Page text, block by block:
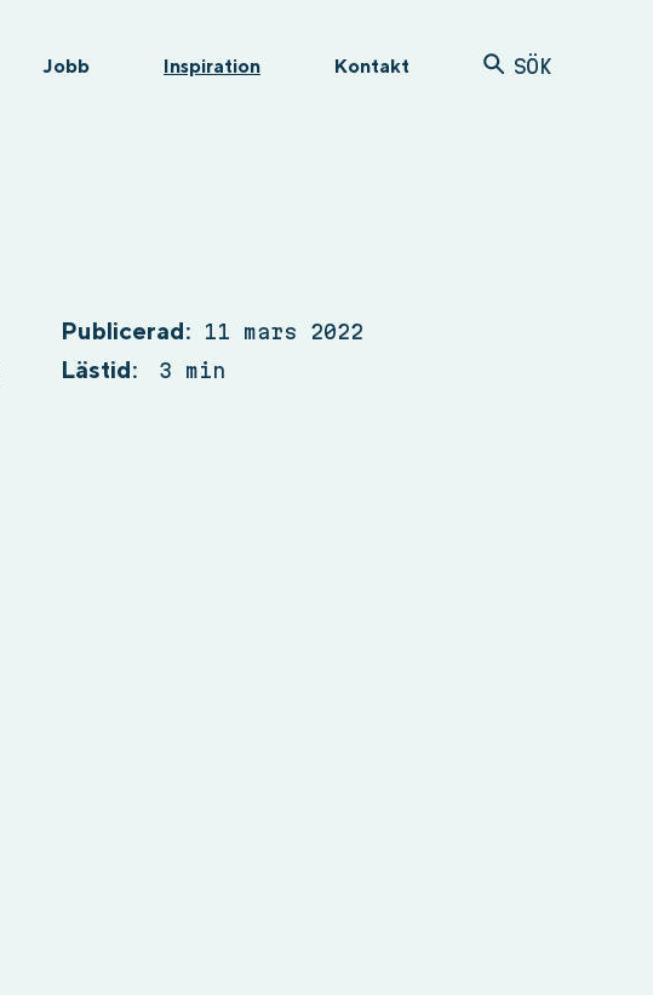
Jobb Inspiration Kontakt SÖK
Publicerad: 11 mars 2022
Lästid: 3 min